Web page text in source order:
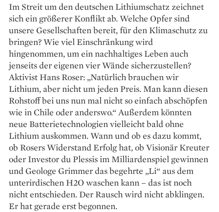
Im Streit um den deutschen Lithiumschatz zeichnet
sich ein größerer Konflikt ab. Welche Opfer sind
unsere Gesellschaften bereit, für den Klimaschutz zu
bringen? Wie viel Einschränkung wird
hingenommen, um ein nachhaltiges Leben auch
jenseits der eigenen vier Wände sicherzu­stellen?
Aktivist Hans Roser: „Natürlich brauchen wir
Lithium, aber nicht um jeden Preis. Man kann diesen
Rohstoff bei uns nun mal nicht so einfach abschöpfen
wie in Chile oder anderswo.“ Außerdem könnten
neue Batterietechnologien vielleicht bald ohne
Lithium auskommen. Wann und ob es dazu kommt,
ob Rosers Widerstand Erfolg hat, ob Visionär Kreuter
oder Investor du Plessis im Milliardenspiel gewinnen
und Geologe Grimmer das begehrte „Li“ aus dem
unterirdischen H2O waschen kann – das ist noch
nicht entschieden. Der Rausch wird nicht abklingen.
Er hat gerade erst begonnen.